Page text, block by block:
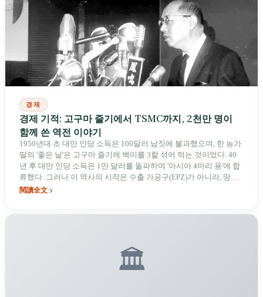
경제
경제 기적: 고구마 줄기에서 TSMC까지, 2천만 명이
함께 쓴 역전 이야기
1950년대 초 대만 인당 소득은 100달러 남짓에 불과했으며, 한 농가
딸의 '좋은 날'은 고구마 줄기에 백미를 3할 섞어 먹는 것이었다. 40
년 후 대만 인당 소득은 1만 달러를 돌파하며 '아시아 4마리 용'에 합
류했다. 그러나 이 역사의 시작은 수출 가공구(EPZ)가 아니라, 땅문
서를 기회로 바꾼 토지 개혁이었다. 그 사이에는 매일 12시간 일하는
閱讀全文
🏛️